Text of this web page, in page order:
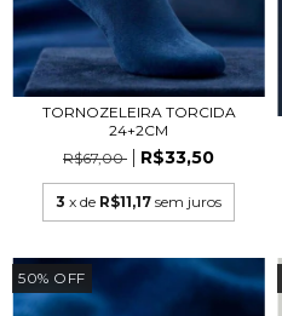
TORNOZELEIRA TORCIDA
24+2CM
R$67,00
R$33,50
3 x de R$11,17 sem juros
50% OFF